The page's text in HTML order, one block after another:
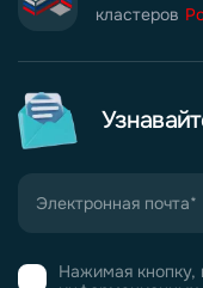
кластеров
Нажимая кнопку,